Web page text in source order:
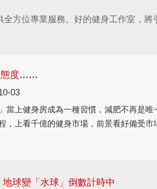
方位專業服務。好的健身工作室，將
態度……
03
當上健身房成為一種習慣，減肥不再是
，上看千億的健身市場，前景看好備受市
球變「水球」倒數計時中